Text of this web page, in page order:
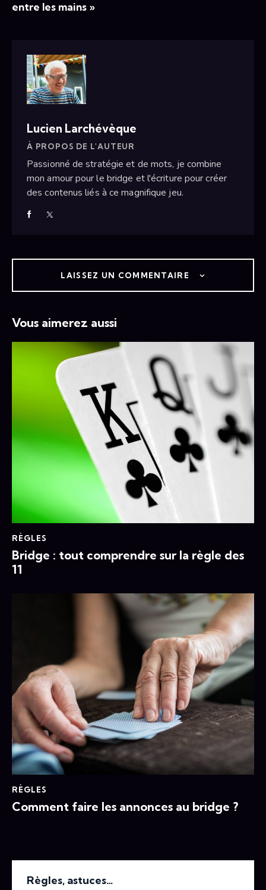
entre les mains »
Lucien Larchévèque
À PROPOS DE L'AUTEUR
Passionné de stratégie et de mots, je combine
mon amour pour le bridge et l'écriture pour créer
des contenus liés à ce magnifique jeu.
LAISSEZ UN COMMENTAIRE
Vous aimerez aussi
RÈGLES
Bridge : tout comprendre sur la règle des
11
RÈGLES
Comment faire les annonces au bridge ?
Règles, astuces…